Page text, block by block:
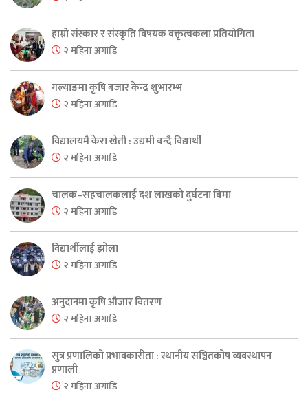
हाम्रो संस्कार र संस्कृति विषयक वक्तृत्वकला प्रतियोगिता
२ महिना अगाडि
गल्याङमा कृषि बजार केन्द्र शुभारम्भ
२ महिना अगाडि
विद्यालयमै केरा खेती : उद्यमी बन्दै विद्यार्थी
२ महिना अगाडि
चालक–सहचालकलाई दश लाखको दुर्घटना बिमा
२ महिना अगाडि
विद्यार्थीलाई झोला
२ महिना अगाडि
अनुदानमा कृषि औजार वितरण
२ महिना अगाडि
सुत्र प्रणालिको प्रभावकारीता : स्थानीय सञ्चितकोष व्यवस्थापन
प्रणाली
२ महिना अगाडि